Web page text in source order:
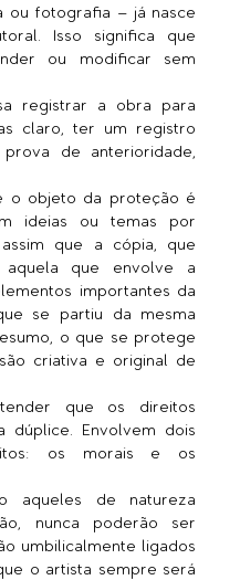
ou fotografia – já nasce
Isso significa que
ou modificar sem
registrar a obra para
claro, ter um registro
de anterioridade,
o objeto da proteção é
ideias ou temas por
que a cópia, que
que envolve a
importantes da
se partiu da mesma
o que se protege
criativa e original de
que os direitos
dúplice. Envolvem dois
os morais e os
aqueles de natureza
nunca poderão ser
umbilicalmente ligados
o artista sempre será